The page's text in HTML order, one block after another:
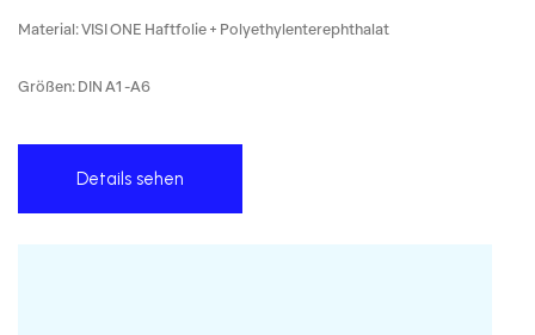
Material: VISI ONE Haftfolie + Polyethylenterephthalat
Größen: DIN A1 -A6
Details sehen